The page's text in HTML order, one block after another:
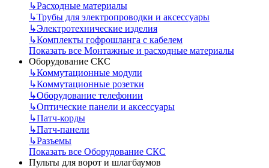
↳Расходные материалы
↳Трубы для электропроводки и аксессуары
↳Электротехнические изделия
↳Комплекты гофрошланга с кабелем
Показать все Монтажные и расходные материалы
Оборудование СКС
↳Коммутационные модули
↳Коммутационные розетки
↳Оборудование телефонии
↳Оптические панели и аксессуары
↳Патч-корды
↳Патч-панели
↳Разъемы
Показать все Оборудование СКС
Пульты для ворот и шлагбаумов